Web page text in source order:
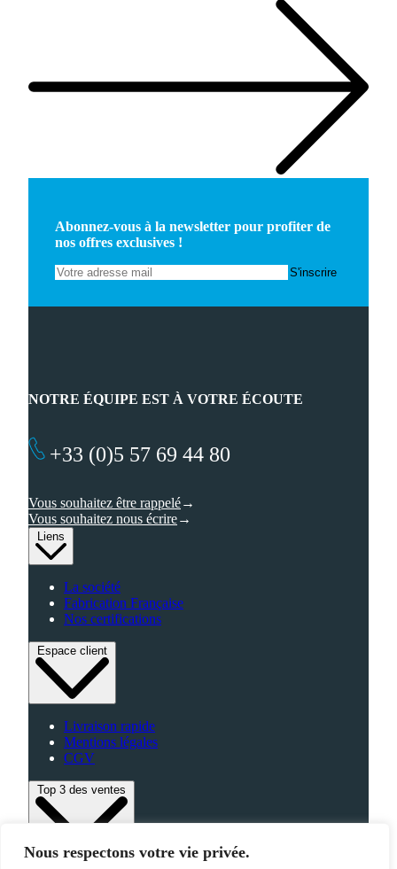
Nous respectons votre vie privée.
Abonnez-vous à la newsletter pour profiter de
nos offres exclusives !
Liens
La société
Fabrication Française
Nos certifications
Espace client
Livraison rapide
Mentions légales
CGV
Top 3 des ventes
NOTRE ÉQUIPE EST À VOTRE ÉCOUTE
+33 (0)5 57 69 44 80
Vous souhaitez être rappelé
Vous souhaitez nous écrire